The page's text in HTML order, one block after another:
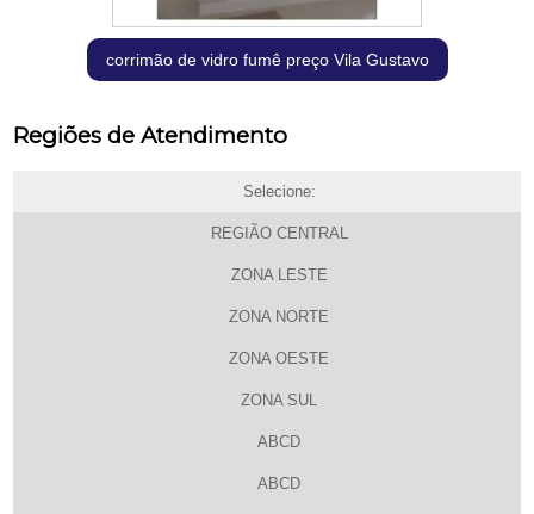
corrimão de vidro fumê preço Vila Gustavo
Regiões de Atendimento
Selecione:
REGIÃO CENTRAL
ZONA LESTE
ZONA NORTE
ZONA OESTE
ZONA SUL
ABCD
ABCD